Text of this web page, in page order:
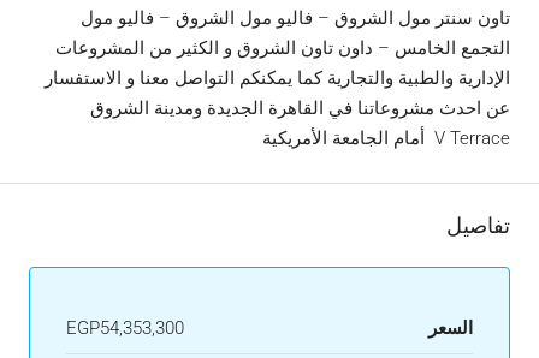
تاون سنتر مول الشروق – فاليو مول الشروق – فاليو مول
التجمع الخامس – داون تاون الشروق و الكثير من المشروعات
الإدارية والطبية والتجارية كما يمكنكم التواصل معنا و الاستفسار
عن احدث مشروعاتنا في القاهرة الجديدة ومدينة الشروق
V Terrace أمام الجامعة الأمريكية
تفاصيل
السعر EGP54,353,300